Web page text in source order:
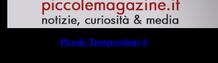
Piccole Trasgressioni ®